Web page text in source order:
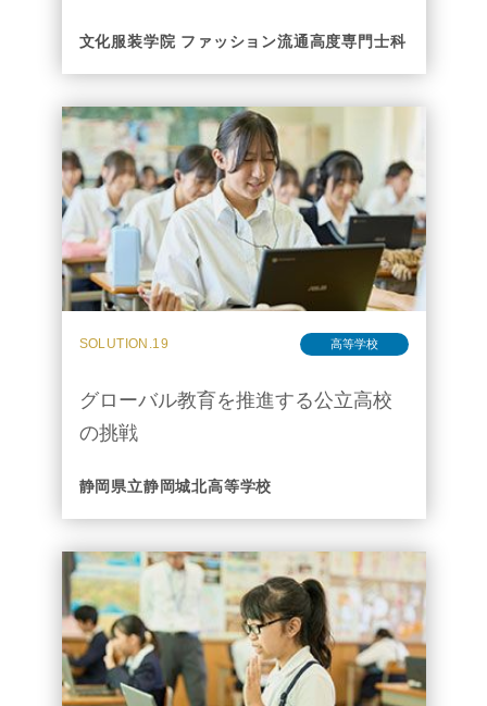
文化服装学院 ファッション流通高度専門士科
SOLUTION.19 高等学校
グローバル教育を推進する公立高校
の挑戦
静岡県立静岡城北高等学校